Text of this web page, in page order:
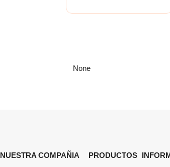
None
NUESTRA COMPAÑIA PRODUCTOS